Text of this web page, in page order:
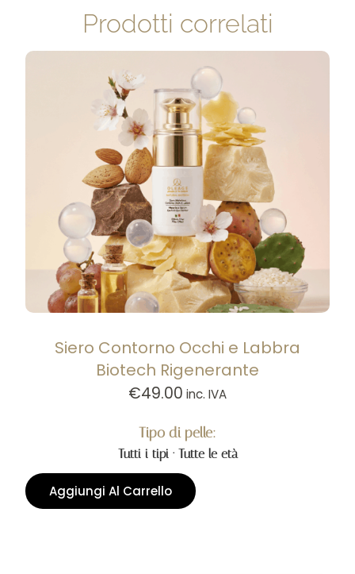
Prodotti correlati
Siero Contorno Occhi e Labbra
Biotech Rigenerante
€49.00 inc. IVA
Tipo di pelle:
Tutti i tipi · Tutte le età
Aggiungi Al Carrello